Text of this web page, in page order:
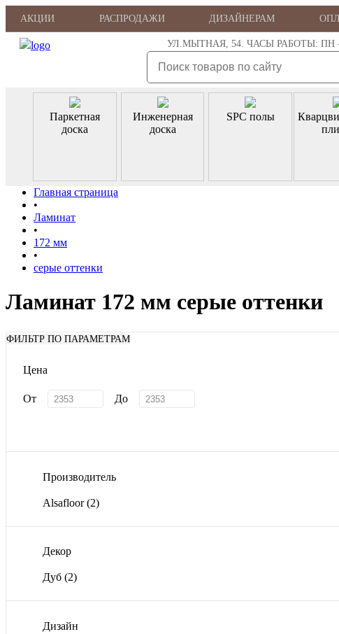
АКЦИИ РАСПРОДАЖИ ДИЗАЙНЕРАМ
УЛ.МЫТНАЯ, 54. ЧАСЫ РАБОТЫ: ПН -
Паркетная
доска
Инженерная
доска
SPC полы
Главная страница
•
Ламинат
•
172 мм
•
серые оттенки
Ламинат 172 мм серые оттенки
ФИЛЬТР ПО ПАРАМЕТРАМ
Цена
От До
Производитель
Alsafloor(2)
Декор
Дуб (2)
Дизайн